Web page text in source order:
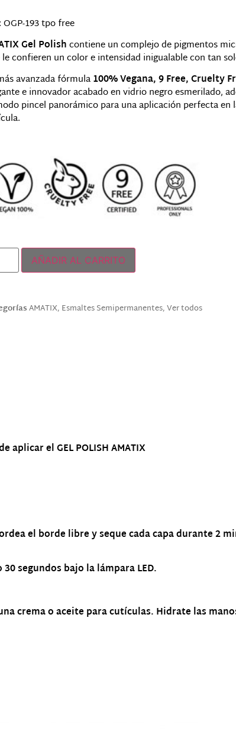
OGP-193 tpo free
Gel Polishcontiene un complejo de pigmentos
confieren un color e intensidad inigualable con tan
avanzada fórmula100% Vegana, 9 Free, Cruelty
e innovador acabado en vidrio negro esmerilado,
pincel panorámico para una aplicación perfecta en
AÑADIR AL CARRITO
AMATIX, Esmaltes Semipermanentes,Ver todos
el GEL POLISH AMATIX
el borde libre y seque cada capa durante 2
segundos bajo la lámpara LED.
crema o aceite para cutículas. Hidrate las